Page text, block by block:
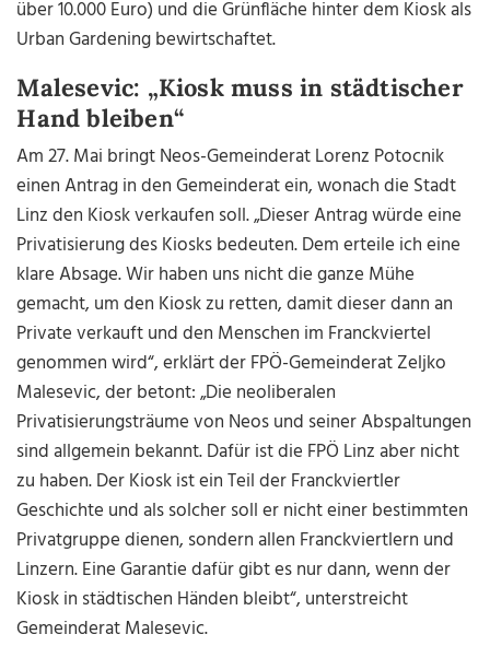
über 10.000 Euro) und die Grünfläche hinter dem Kiosk als
Urban Gardening bewirtschaftet.
Malesevic: „Kiosk muss in städtischer
Hand bleiben“
Am 27. Mai bringt Neos-Gemeinderat Lorenz Potocnik
einen Antrag in den Gemeinderat ein, wonach die Stadt
Linz den Kiosk verkaufen soll. „Dieser Antrag würde eine
Privatisierung des Kiosks bedeuten. Dem erteile ich eine
klare Absage. Wir haben uns nicht die ganze Mühe
gemacht, um den Kiosk zu retten, damit dieser dann an
Private verkauft und den Menschen im Franckviertel
genommen wird“, erklärt der FPÖ-Gemeinderat Zeljko
Malesevic, der betont: „Die neoliberalen
Privatisierungsträume von Neos und seiner Abspaltungen
sind allgemein bekannt. Dafür ist die FPÖ Linz aber nicht
zu haben. Der Kiosk ist ein Teil der Franckviertler
Geschichte und als solcher soll er nicht einer bestimmten
Privatgruppe dienen, sondern allen Franckviertlern und
Linzern. Eine Garantie dafür gibt es nur dann, wenn der
Kiosk in städtischen Händen bleibt“, unterstreicht
Gemeinderat Malesevic.